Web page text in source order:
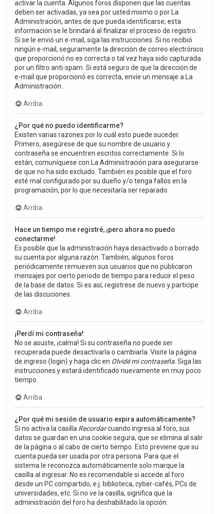
activar la cuenta. Algunos foros disponen que las cuentas
deben ser activadas, ya sea por usted mismo o por La
Administración, antes de que pueda identificarse; esta
información se le brindará al finalizar el proceso de registro.
Si se le envió un e-mail, siga las instrucciones. Si no recibió
ningún e-mail, seguramente la dirección de correo electrónico
que proporcionó no es correcta o tal vez haya sido capturada
por un filtro anti-spam. Si está seguro de que la dirección de
e-mail que proporcionó es correcta, envíe un mensaje a La
Administración.
Arriba
¿Por qué no puedo identificarme?
Existen varias razones por lo cuál esto puede suceder.
Primero, asegúrese de que su nombre de usuario y
contraseña se encuentren escritos correctamente. Si lo
están, comuníquese con La Administración para asegurarse
de que no ha sido excluido. También es posible que el foro
esté mal configurado por su dueño y/o tenga fallos en la
programación, por lo que necesitaría ser reparado.
Arriba
Hace un tiempo me registré, ¡pero ahora no puedo
conectarme!
Es posible que la administración haya desactivado o borrado
su cuenta por alguna razón. También, algunos foros
periódicamente remueven sus usuarios que no publicaron
mensajes por cierto periodo de tiempo para reducir el peso
de la base de datos. Si es así, registrese de nuevo y participe
de las discuciones.
Arriba
¡Perdí mi contraseña!
No se asuste, ¡calma! Si su contraseña no puede ser
recuperada puede desactivarla o cambiarla. Visite la página
de ingreso (login) y haga clic en Olvidé mi contraseña . Siga las
instrucciones y estará identificado nuevamente en muy poco
tiempo.
Arriba
¿Por qué mi sesión de usuario expira automáticamente?
Si no activa la casilla Recordarcuando ingresa al foro, sus
datos se guardan en una cookie segura, que se elimina al salir
de la página o al cabo de cierto tiempo. Esto previene que su
cuenta pueda ser usada por otra persona. Para que el
sistema le reconozca automáticamente solo marque la
casilla al ingresar. No es recomendable si accede al foro
desde un PC compartido, e.j. biblioteca, cyber-cafés, PCs de
universidades, etc. Si no ve la casilla, significa que la
administración del foro ha deshabilitado la opción.